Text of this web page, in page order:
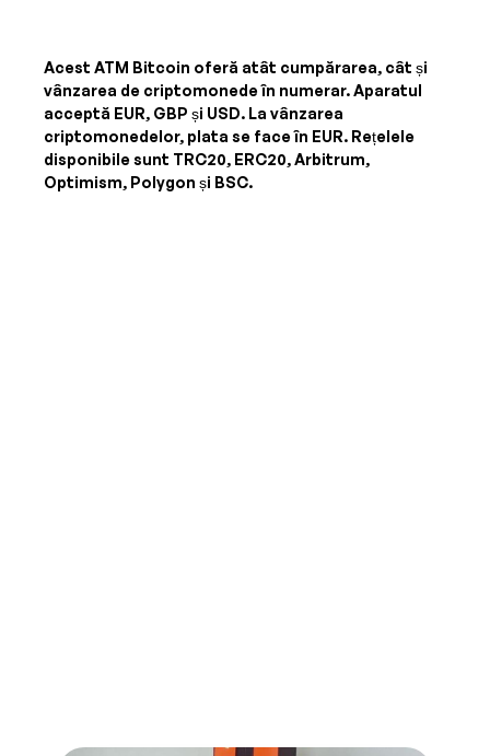
Acest ATM Bitcoin oferă atât cumpărarea, cât și
vânzarea de criptomonede în numerar. Aparatul
acceptă EUR, GBP și USD. La vânzarea
criptomonedelor, plata se face în EUR. Rețelele
disponibile sunt TRC20, ERC20, Arbitrum,
Optimism, Polygon și BSC.